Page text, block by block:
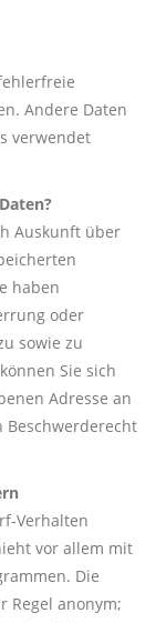
Andere Daten
verwendet
Auskunft über
haben
oder
sowie zu
Sie sich
Adresse an
Beschwerderecht
Verhalten
vor allem mit
Die
Regel anonym;